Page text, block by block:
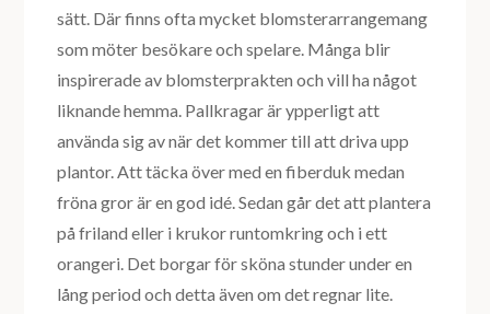
sätt. Där finns ofta mycket blomsterarrangemang
som möter besökare och spelare. Många blir
inspirerade av blomsterprakten och vill ha något
liknande hemma. Pallkragar är ypperligt att
använda sig av när det kommer till att driva upp
plantor. Att täcka över med en fiberduk medan
fröna gror är en god idé. Sedan går det att plantera
på friland eller i krukor runtomkring och i ett
orangeri. Det borgar för sköna stunder under en
lång period och detta även om det regnar lite.